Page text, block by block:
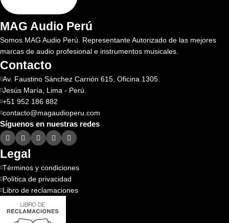
MAG Audio Perú
Somos MAG Audio Perú. Representante Autorizado de las mejores
marcas de audio profesional e instrumentos musicales.
Contacto
Av. Faustino Sánchez Carrión 615, Oficina 1305.
Jesús María, Lima - Perú.
+51 952 186 882
contacto@magaudioperu.com
Síguenos en nuestras redes
Legal
Términos y condiciones
Política de privacidad
Libro de reclamaciones